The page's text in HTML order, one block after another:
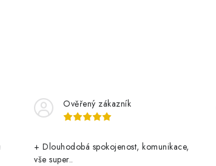
Ověřený zákazník
+ Dlouhodobá spokojenost, komunikace,
vše super..